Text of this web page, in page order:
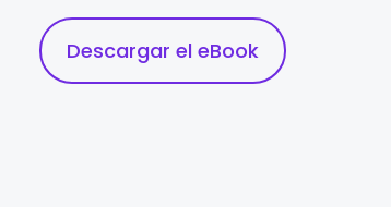
Descargar el eBook